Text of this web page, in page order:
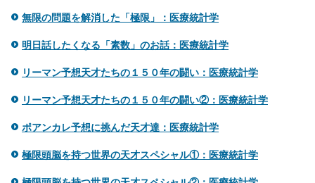
無限の問題を解消した「極限」：医療統計学
明日話したくなる「素数」のお話：医療統計学
リーマン予想天才たちの１５０年の闘い：医療統計学
リーマン予想天才たちの１５０年の闘い②：医療統計学
ポアンカレ予想に挑んだ天才達：医療統計学
極限頭脳を持つ世界の天才スペシャル①：医療統計学